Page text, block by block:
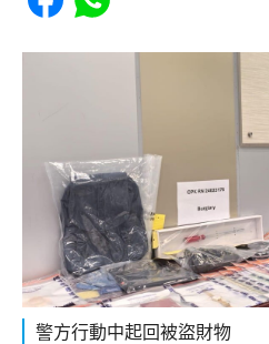
警方行動中起回被盜財物